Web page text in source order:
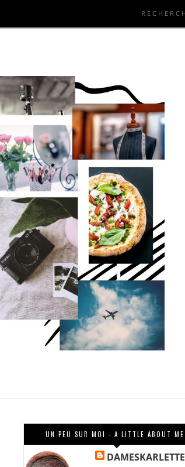
UN PEU SUR MOI - A LITTLE ABOUT ME
DAMESKARLETTE